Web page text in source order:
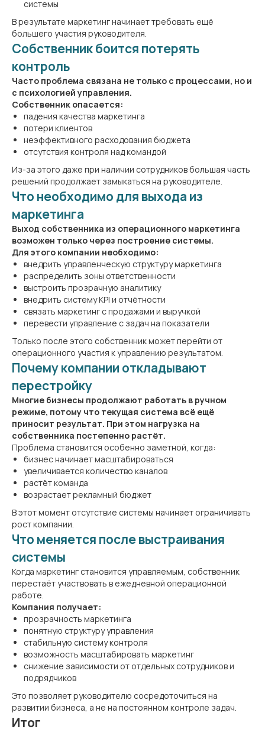
системы
В результате маркетинг начинает требовать ещё
большего участия руководителя.
Собственник боится потерять
контроль
Часто проблема связана не только с процессами, но и
с психологией управления.
Собственник опасается:
падения качества маркетинга
потери клиентов
неэффективного расходования бюджета
отсутствия контроля над командой
Из-за этого даже при наличии сотрудников большая часть
решений продолжает замыкаться на руководителе.
Что необходимо для выхода из
маркетинга
Выход собственника из операционного маркетинга
возможен только через построение системы.
Для этого компании необходимо:
внедрить управленческую структуру маркетинга
распределить зоны ответственности
выстроить прозрачную аналитику
внедрить систему KPI и отчётности
связать маркетинг с продажами и выручкой
перевести управление с задач на показатели
Только после этого собственник может перейти от
операционного участия к управлению результатом.
Почему компании откладывают
перестройку
Многие бизнесы продолжают работать в ручном
режиме, потому что текущая система всё ещё
приносит результат. При этом нагрузка на
собственника постепенно растёт.
Проблема становится особенно заметной, когда:
бизнес начинает масштабироваться
увеличивается количество каналов
растёт команда
возрастает рекламный бюджет
В этот момент отсутствие системы начинает ограничивать
рост компании.
Что меняется после выстраивания
системы
Когда маркетинг становится управляемым, собственник
перестаёт участвовать в ежедневной операционной
работе.
Компания получает:
прозрачность маркетинга
понятную структуру управления
стабильную систему контроля
возможность масштабировать маркетинг
снижение зависимости от отдельных сотрудников и
подрядчиков
Это позволяет руководителю сосредоточиться на
развитии бизнеса, а не на постоянном контроле задач.
Итог